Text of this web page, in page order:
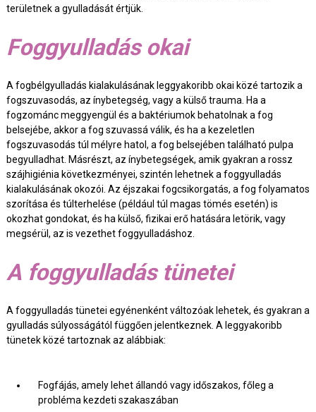
területnek a gyulladását értjük.
Foggyulladás okai
A fogbélgyulladás kialakulásának leggyakoribb okai közé tartozik a
fogszuvasodás, az ínybetegség, vagy a külső trauma. Ha a
fogzománc meggyengül és a baktériumok behatolnak a fog
belsejébe, akkor a fog szuvassá válik, és ha a kezeletlen
fogszuvasodás túl mélyre hatol, a fog belsejében található pulpa
begyulladhat. Másrészt, az ínybetegségek, amik gyakran a rossz
szájhigiénia következményei, szintén lehetnek a foggyulladás
kialakulásának okozói. Az éjszakai fogcsikorgatás, a fog folyamatos
szorítása és túlterhelése (például túl magas tömés esetén) is
okozhat gondokat, és ha külső, fizikai erő hatására letörik, vagy
megsérül, az is vezethet foggyulladáshoz.
A foggyulladás tünetei
A foggyulladás tünetei egyénenként változóak lehetek, és gyakran a
gyulladás súlyosságától függően jelentkeznek. A leggyakoribb
tünetek közé tartoznak az alábbiak:
Fogfájás, amely lehet állandó vagy időszakos, főleg a
probléma kezdeti szakaszában